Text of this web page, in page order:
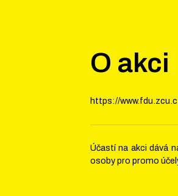
O akci
https://
Účastí na akci dává
osoby pro promo